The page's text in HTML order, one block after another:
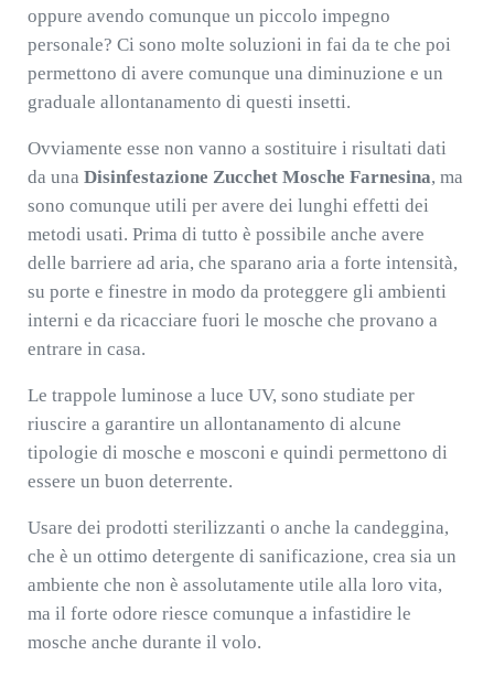
oppure avendo comunque un piccolo impegno
personale? Ci sono molte soluzioni in fai da te che poi
permettono di avere comunque una diminuzione e un
graduale allontanamento di questi insetti.
Ovviamente esse non vanno a sostituire i risultati dati
da una Disinfestazione Zucchet Mosche Farnesina, ma
sono comunque utili per avere dei lunghi effetti dei
metodi usati. Prima di tutto è possibile anche avere
delle barriere ad aria, che sparano aria a forte intensità,
su porte e finestre in modo da proteggere gli ambienti
interni e da ricacciare fuori le mosche che provano a
entrare in casa.
Le trappole luminose a luce UV, sono studiate per
riuscire a garantire un allontanamento di alcune
tipologie di mosche e mosconi e quindi permettono di
essere un buon deterrente.
Usare dei prodotti sterilizzanti o anche la candeggina,
che è un ottimo detergente di sanificazione, crea sia un
ambiente che non è assolutamente utile alla loro vita,
ma il forte odore riesce comunque a infastidire le
mosche anche durante il volo.